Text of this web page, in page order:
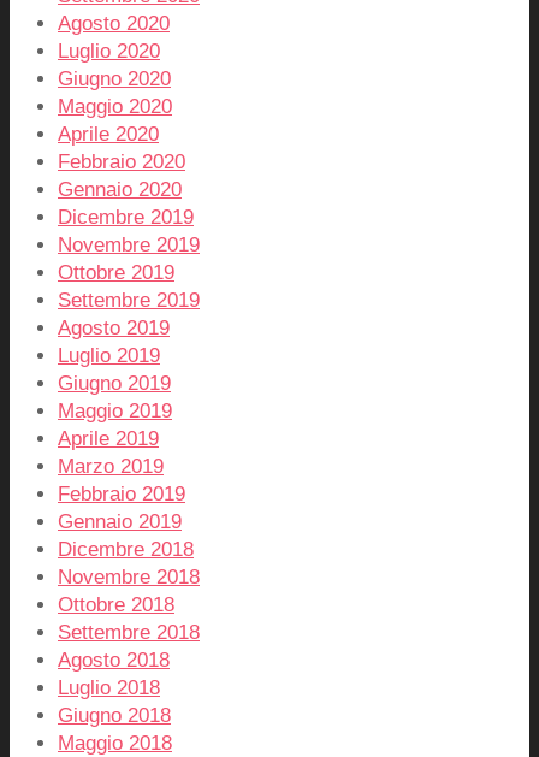
Agosto 2020
Luglio 2020
Giugno 2020
Maggio 2020
Aprile 2020
Febbraio 2020
Gennaio 2020
Dicembre 2019
Novembre 2019
Ottobre 2019
Settembre 2019
Agosto 2019
Luglio 2019
Giugno 2019
Maggio 2019
Aprile 2019
Marzo 2019
Febbraio 2019
Gennaio 2019
Dicembre 2018
Novembre 2018
Ottobre 2018
Settembre 2018
Agosto 2018
Luglio 2018
Giugno 2018
Maggio 2018